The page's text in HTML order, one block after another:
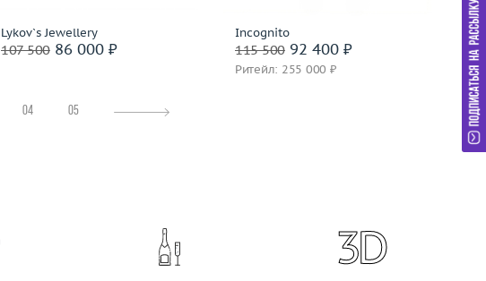
Lykov`s Jewellery
107 50086 000 ₽
Incognito
115 50092 400 ₽
Ритейл: 255 000 ₽
04 05